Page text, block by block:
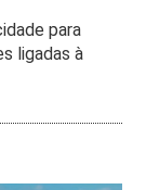
para
ligadas à